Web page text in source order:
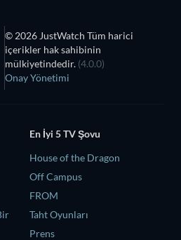
© 2026 JustWatch Tüm harici
içerikler hak sahibinin
mülkiyetindedir. (4.0.0)
Onay Yönetimi
En İyi 5 TV Şovu
House of the Dragon
Off Campus
FROM
Taht Oyunları
Prens